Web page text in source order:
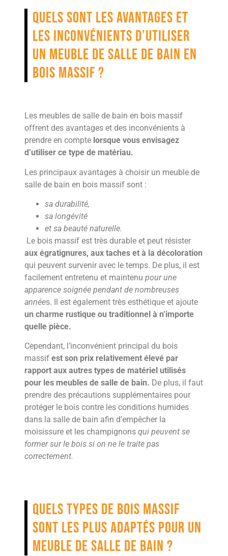
Quels sont les avantages et
les inconvénients d’utiliser
un meuble de salle de bain en
bois massif ?
Les meubles de salle de bain en bois massif
offrent des avantages et des inconvénients à
prendre en compte lorsque vous envisagez
d’utiliser ce type de matériau.
Les principaux avantages à choisir un meuble de
salle de bain en bois massif sont :
sa durabilité,
sa longévité
et sa beauté naturelle.
Le bois massif est très durable et peut résister
aux égratignures, aux taches et à la décoloration
qui peuvent survenir avec le temps. De plus, il est
facilement entretenu et maintenu pour une
apparence soignée pendant de nombreuses
années. Il est également très esthétique et ajoute
un charme rustique ou traditionnel à n’importe
quelle pièce.
Cependant, l’inconvénient principal du bois
massif est son prix relativement élevé par
rapport aux autres types de matériel utilisés
pour les meubles de salle de bain. De plus, il faut
prendre des précautions supplémentaires pour
protéger le bois contre les conditions humides
dans la salle de bain afin d’empêcher la
moisissure et les champignons qui peuvent se
former sur le bois si on ne le traite pas
correctement.
Quels types de bois massif
sont les plus adaptés pour un
meuble de salle de bain ?